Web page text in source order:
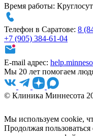
Время работы:
Телефон в Саратове: 8
+7 (905) 384-61-04
E-mail адрес:
Мы 20 лет помогаем
© Клиника Миннесота
Мы используем cookie,
Продолжая